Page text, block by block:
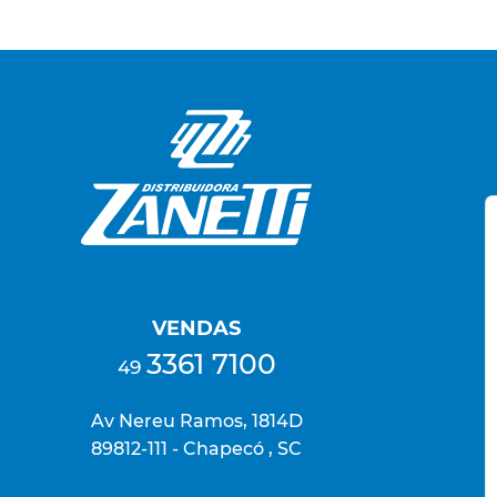
VENDAS
49 3361 7100
Av Nereu Ramos, 1814D
89812-111 - Chapecó , SC